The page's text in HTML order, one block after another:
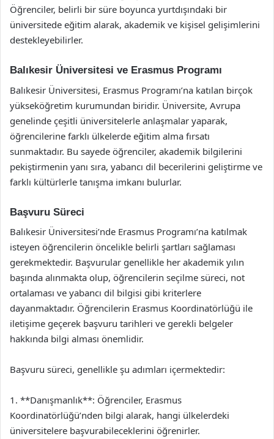
Öğrenciler, belirli bir süre boyunca yurtdışındaki bir
üniversitede eğitim alarak, akademik ve kişisel gelişimlerini
destekleyebilirler.
Balıkesir Üniversitesi ve Erasmus Programı
Balıkesir Üniversitesi, Erasmus Programı’na katılan birçok
yükseköğretim kurumundan biridir. Üniversite, Avrupa
genelinde çeşitli üniversitelerle anlaşmalar yaparak,
öğrencilerine farklı ülkelerde eğitim alma fırsatı
sunmaktadır. Bu sayede öğrenciler, akademik bilgilerini
pekiştirmenin yanı sıra, yabancı dil becerilerini geliştirme ve
farklı kültürlerle tanışma imkanı bulurlar.
Başvuru Süreci
Balıkesir Üniversitesi’nde Erasmus Programı’na katılmak
isteyen öğrencilerin öncelikle belirli şartları sağlaması
gerekmektedir. Başvurular genellikle her akademik yılın
başında alınmakta olup, öğrencilerin seçilme süreci, not
ortalaması ve yabancı dil bilgisi gibi kriterlere
dayanmaktadır. Öğrencilerin Erasmus Koordinatörlüğü ile
iletişime geçerek başvuru tarihleri ve gerekli belgeler
hakkında bilgi alması önemlidir.
Başvuru süreci, genellikle şu adımları içermektedir:
1. **Danışmanlık**: Öğrenciler, Erasmus
Koordinatörlüğü’nden bilgi alarak, hangi ülkelerdeki
üniversitelere başvurabileceklerini öğrenirler.